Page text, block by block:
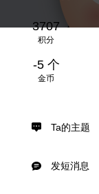
3707
积分
-5 个
金币
Ta的主题
发短消息